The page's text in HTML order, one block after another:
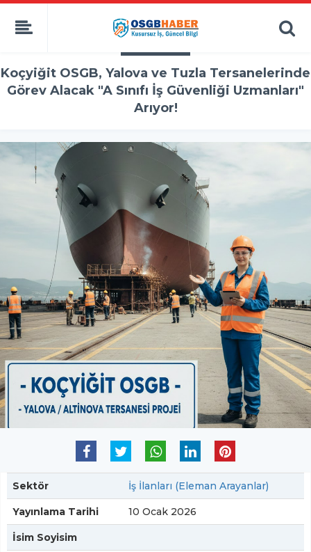
Koçyiğit OSGB, Yalova ve Tuzla Tersanelerinde
Görev Alacak "A Sınıfı İş Güvenliği Uzmanları"
Arıyor!
Sektör İş İlanları (Eleman Arayanlar)
Yayınlama Tarihi 10 Ocak 2026
İsim Soyisim